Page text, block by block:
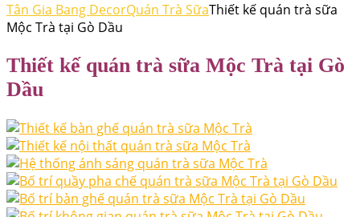
Tân Gia Bang DecorQuán Trà SữaThiết kế quán trà sữa
Mộc Trà tại Gò Dầu
Thiết kế quán trà sữa Mộc Trà tại Gò
Dầu